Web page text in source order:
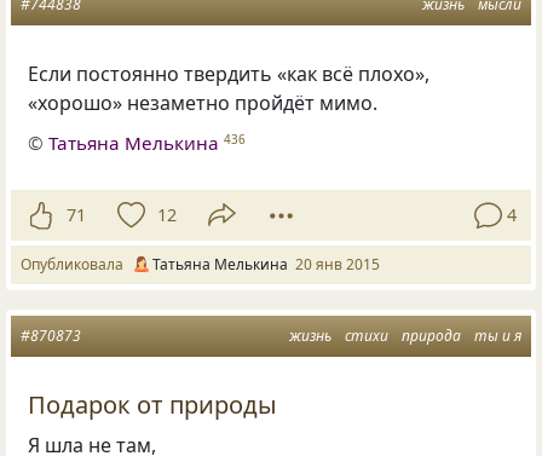
жизнь мысли
#744838
Если постоянно твердить «как всё плохо»,
«хорошо» незаметно пройдёт мимо.
©Татьяна Мелькина 436
71 12 4
Опубликовала Татьяна Мелькина 20 янв 2015
жизнь стихи природа ты и я
#870873
Подарок от природы
Я шла не там,